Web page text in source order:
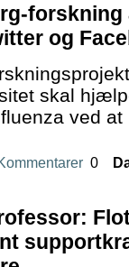
forskning
og
skal
ved
0